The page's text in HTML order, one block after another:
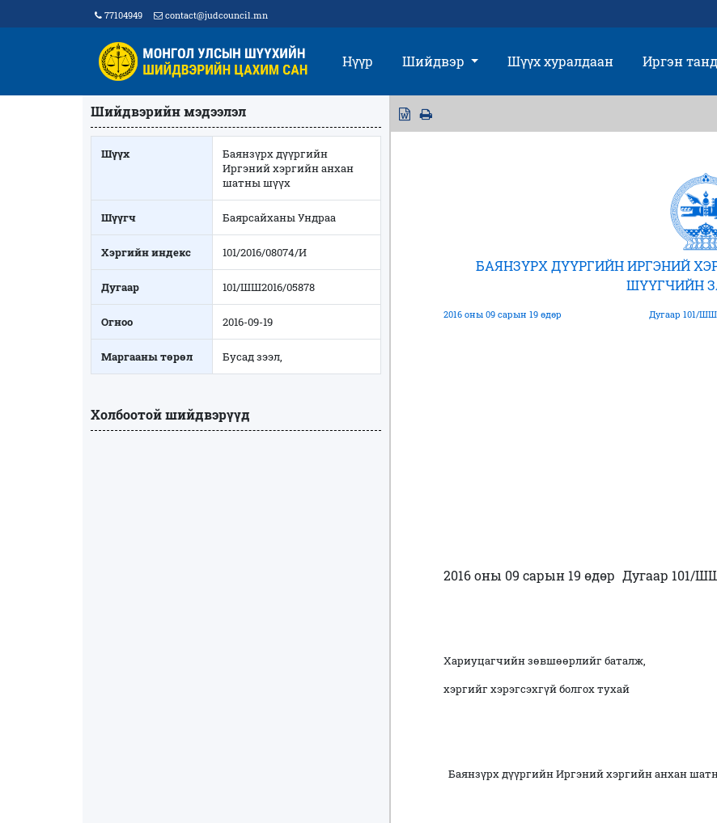
77104949 contact@judcouncil.mn
Нүүр Шийдвэр Шүүх хуралдаан Иргэн танд
Шийдвэрийн мэдээлэл
Шүүх
Баянзүрх дүүргийн
Иргэний хэргийн анхан
шатны шүүх
Шүүгч Баярсайханы Ундраа
Хэргийн индекс 101/2016/08074/И
Дугаар 101/ШШ2016/05878
Огноо 2016-09-19
Маргааны төрөл Бусад зээл,
Холбоотой шийдвэрүүд
БАЯНЗҮРХ ДҮҮРГИЙН ИРГЭНИЙ
ШҮҮГЧИЙН
2016 оны 09 сарын 19 өдөр Дугаар 101/
2016 оны 09 сарын 19 өдөр Дугаар 101/
Хариуцагчийн зөвшөөрлийг баталж,
хэргийг хэрэгсэхгүй болгох тухай
Баянзүрх дүүргийн Иргэний хэргийн анхан